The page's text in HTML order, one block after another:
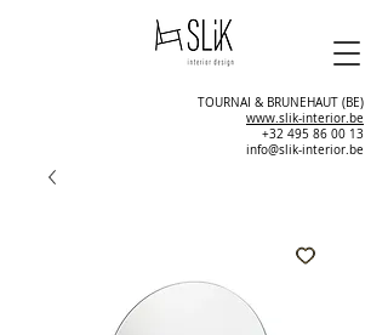
TOURNAI & BRUNEHAUT (BE)
www.slik-interior.be
+32 495 86 00 13
info@slik-interior.be